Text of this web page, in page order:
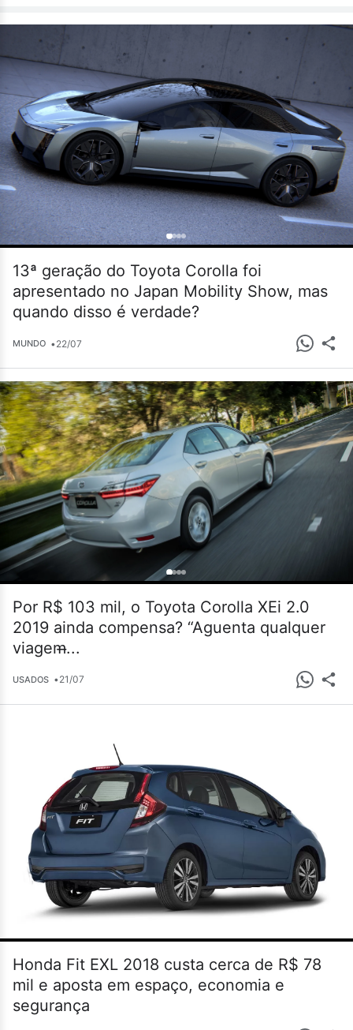
13ª geração do Toyota Corolla foi
apresentado no Japan Mobility Show, mas
quando disso é verdade?
MUNDO •22/07
Por R$ 103 mil, o Toyota Corolla XEi 2.0
2019 ainda compensa? “Aguenta qualquer
viagem̶...
USADOS •21/07
Honda Fit EXL 2018 custa cerca de R$ 78
mil e aposta em espaço, economia e
segurança